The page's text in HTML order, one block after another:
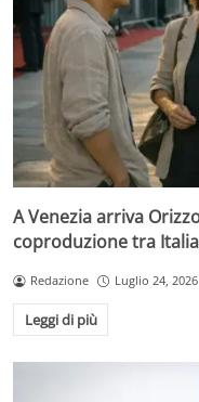
A Venezia arriva
coproduzione tra
Redazione Luglio 24, 2026
Leggi di più